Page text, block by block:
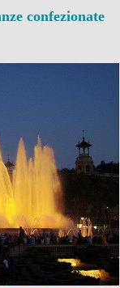
confezionate